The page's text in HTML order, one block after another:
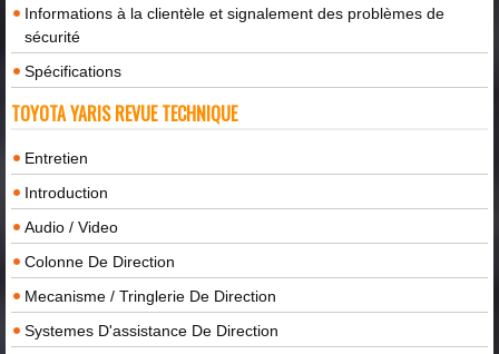
Informations à la clientèle et signalement des problèmes de
sécurité
Spécifications
TOYOTA YARIS REVUE TECHNIQUE
Entretien
Introduction
Audio / Video
Colonne De Direction
Mecanisme / Tringlerie De Direction
Systemes D'assistance De Direction